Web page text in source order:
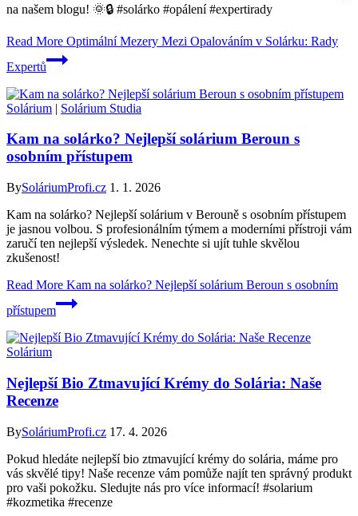
na našem blogu! 🌞🔒 #solárko #opálení #expertirady
Read More Optimální Mezery Mezi Opalováním v Solárku: Rady
Expertů
Solárium | Solárium Studia
Kam na solárko? Nejlepší solárium Beroun s
osobním přístupem
BySoláriumProfi.cz 1. 1. 2026
Kam na solárko? Nejlepší solárium v Berouně s osobním přístupem
je jasnou volbou. S profesionálním týmem a moderními přístroji vám
zaručí ten nejlepší výsledek. Nenechte si ujít tuhle skvělou
zkušenost!
Read More Kam na solárko? Nejlepší solárium Beroun s osobním
přístupem
Solárium
Nejlepší Bio Ztmavující Krémy do Solária: Naše
Recenze
BySoláriumProfi.cz 17. 4. 2026
Pokud hledáte nejlepší bio ztmavující krémy do solária, máme pro
vás skvělé tipy! Naše recenze vám pomůže najít ten správný produkt
pro vaši pokožku. Sledujte nás pro více informací! #solarium
#kozmetika #recenze